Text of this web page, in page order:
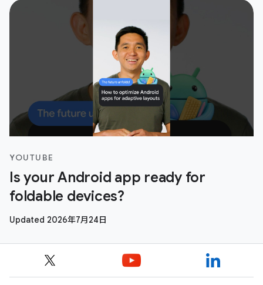
YOUTUBE
Is your Android app ready for
foldable devices?
Updated 2026年7月24日